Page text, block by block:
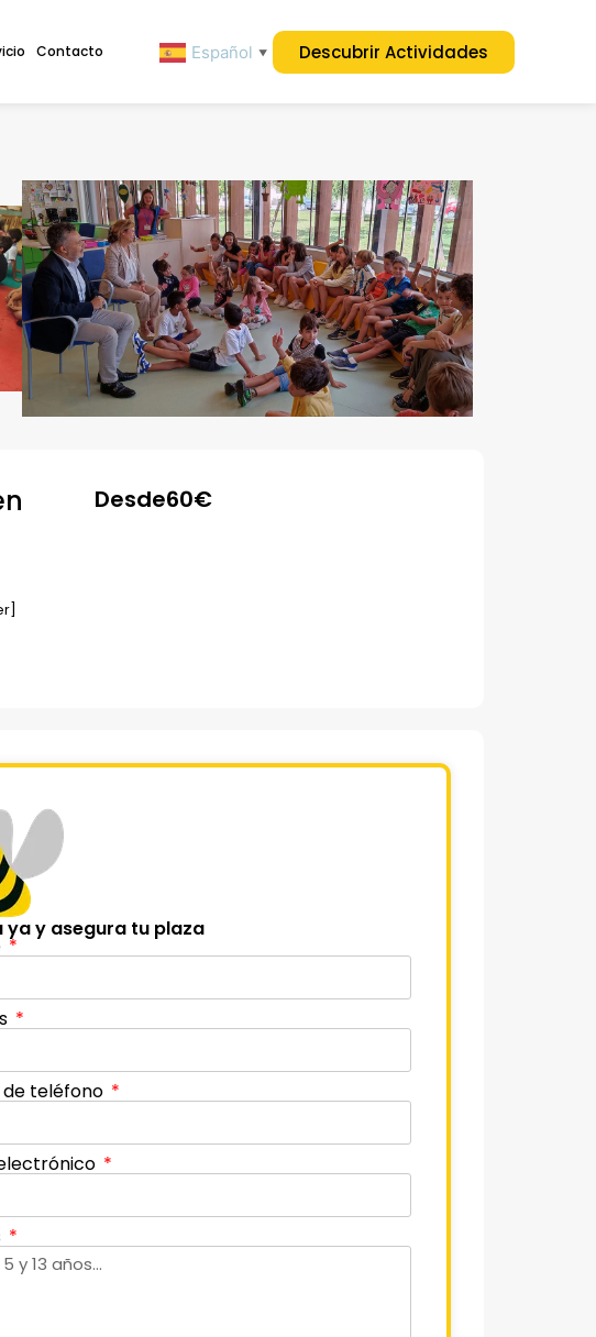
Contacto Español ▼ Descubrir Actividades
Desde60€
ya y asegura tu plaza
de teléfono